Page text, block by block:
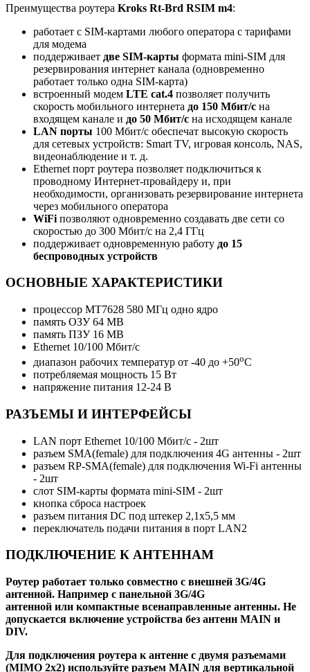
Преимущества роутера Kroks Rt-Brd RSIM m4:
работает с SIM-картами любого оператора с тарифами
для модема
поддерживает две SIM-карты формата mini-SIM для
резервирования интернет канала (одновременно
работает только одна SIM-карта)
встроенный модем LTE cat.4 позволяет получить
скорость мобильного интернета до 150 Мбит/c на
входящем канале и до 50 Мбит/c на исходящем канале
LAN порты 100 Мбит/c обеспечат высокую скорость
для сетевых устройств: Smart TV, игровая консоль, NAS,
видеонаблюдение и т. д.
Ethernet порт роутера позволяет подключиться к
проводному Интернет-провайдеру и, при
необходимости, организовать резервирование интернета
через мобильного оператора
WiFi позволяют одновременно создавать две сети со
скоростью до 300 Мбит/с на 2,4 ГГц
поддерживает одновременную работу до 15
беспроводных устройств
ОСНОВНЫЕ ХАРАКТЕРИСТИКИ
процессор MT7628 580 МГц одно ядро
память ОЗУ 64 MB
память ПЗУ 16 MB
Ethernet 10/100 Мбит/c
диапазон рабочих температур от -40 до +50оС
потребляемая мощность 15 Вт
напряжение питания 12-24 В
РАЗЪЕМЫ И ИНТЕРФЕЙСЫ
LAN порт Ethernet 10/100 Мбит/с - 2шт
разъем SMA(female) для подключения 4G антенны - 2шт
разъем RP-SMA(female) для подключения Wi-Fi антенны
- 2шт
слот SIM-карты формата mini-SIM - 2шт
кнопка сброса настроек
разъем питания DC под штекер 2,1х5,5 мм
переключатель подачи питания в порт LAN2
ПОДКЛЮЧЕНИЕ К АНТЕННАМ
Роутер работает только совместно с внешней 3G/4G
антенной. Например с панельной 3G/4G
антенной или компактные всенаправленные антенны. Не
допускается включение устройства без антенн MAIN и
DIV.
Для подключения роутера к антенне с двумя разъемами
(MIMO 2x2) используйте разъем MAIN для вертикальной